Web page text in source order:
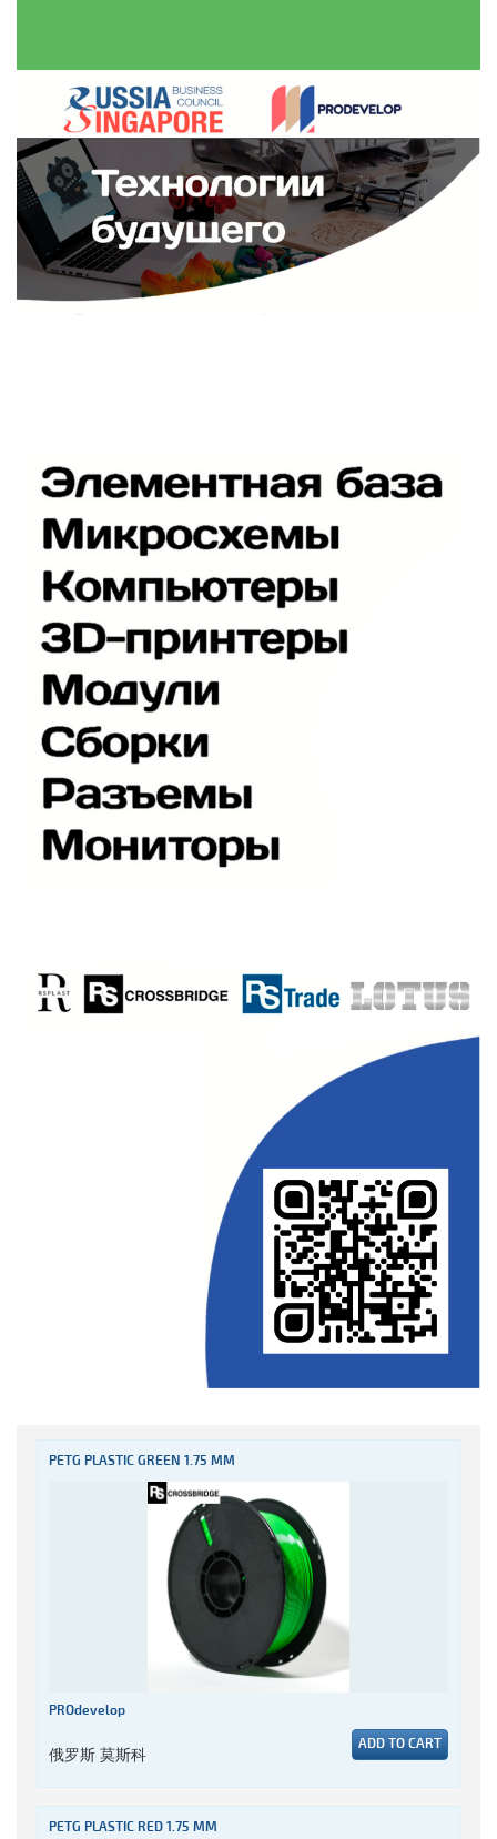
PETG PLASTIC GREEN 1.75 MM
PROdevelop
俄罗斯 莫斯科 ADD TO CART
PETG PLASTIC RED 1.75 MM